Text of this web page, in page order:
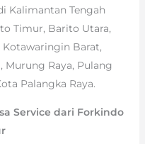
Kalimantan Tengah
Timur, Barito Utara,
Kotawaringin Barat,
Murung Raya, Pulang
Palangka Raya.
Service dari Forkindo